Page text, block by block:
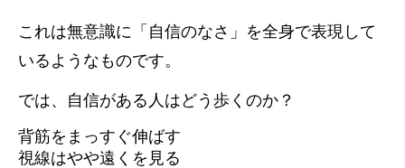
これは無意識に「自信のなさ」を全身で表現して
いるようなものです。
では、自信がある人はどう歩くのか？
背筋をまっすぐ伸ばす
視線はやや遠くを見る